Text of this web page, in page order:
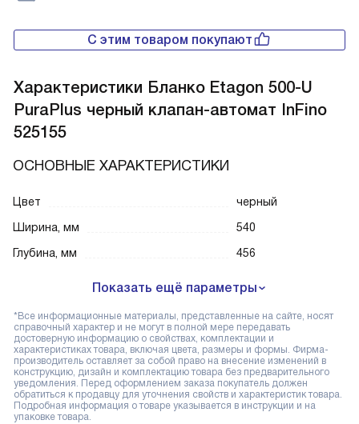
С этим товаром покупают
Характеристики Бланко Etagon 500-U
PuraPlus черный клапан-автомат InFino
525155
ОСНОВНЫЕ ХАРАКТЕРИСТИКИ
Цвет
черный
Ширина, мм
540
Глубина, мм
456
Показать ещё параметры
*Все информационные материалы, представленные на сайте, носят
справочный характер и не могут в полной мере передавать
достоверную информацию о свойствах, комплектации и
характеристиках товара, включая цвета, размеры и формы. Фирма-
производитель оставляет за собой право на внесение изменений в
конструкцию, дизайн и комплектацию товара без предварительного
уведомления. Перед оформлением заказа покупатель должен
обратиться к продавцу для уточнения свойств и характеристик товара.
Подробная информация о товаре указывается в инструкции и на
упаковке товара.